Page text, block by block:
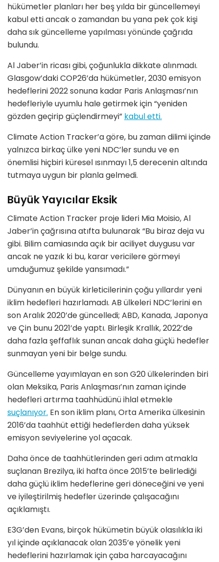
hükümetler planları her beş yılda bir güncellemeyi
kabul etti ancak o zamandan bu yana pek çok kişi
daha sık güncelleme yapılması yönünde çağrıda
bulundu.
Al Jaber’in ricası gibi, çoğunlukla dikkate alınmadı.
Glasgow’daki COP26’da hükümetler, 2030 emisyon
hedeflerini 2022 sonuna kadar Paris Anlaşması’nın
hedefleriyle uyumlu hale getirmek için “yeniden
gözden geçirip güçlendirmeyi” kabul etti.
Climate Action Tracker’a göre, bu zaman dilimi içinde
yalnızca birkaç ülke yeni NDC’ler sundu ve en
önemlisi hiçbiri küresel ısınmayı 1,5 derecenin altında
tutmaya uygun bir planla gelmedi.
Büyük Yayıcılar Eksik
Climate Action Tracker proje lideri Mia Moisio, Al
Jaber’in çağrısına atıfta bulunarak “Bu biraz deja vu
gibi. Bilim camiasında açık bir aciliyet duygusu var
ancak ne yazık ki bu, karar vericilere görmeyi
umduğumuz şekilde yansımadı.”
Dünyanın en büyük kirleticilerinin çoğu yıllardır yeni
iklim hedefleri hazırlamadı. AB ülkeleri NDC’lerini en
son Aralık 2020’de güncelledi; ABD, Kanada, Japonya
ve Çin bunu 2021’de yaptı. Birleşik Krallık, 2022’de
daha fazla şeffaflık sunan ancak daha güçlü hedefler
sunmayan yeni bir belge sundu.
Güncelleme yayımlayan en son G20 ülkelerinden biri
olan Meksika, Paris Anlaşması’nın zaman içinde
hedefleri artırma taahhüdünü ihlal etmekle
suçlanıyor. En son iklim planı, Orta Amerika ülkesinin
2016’da taahhüt ettiği hedeflerden daha yüksek
emisyon seviyelerine yol açacak.
Daha önce de taahhütlerinden geri adım atmakla
suçlanan Brezilya, iki hafta önce 2015’te belirlediği
daha güçlü iklim hedeflerine geri döneceğini ve yeni
ve iyileştirilmiş hedefler üzerinde çalışacağını
açıklamıştı.
E3G’den Evans, birçok hükümetin büyük olasılıkla iki
yıl içinde açıklanacak olan 2035’e yönelik yeni
hedeflerini hazırlamak için çaba harcayacağını